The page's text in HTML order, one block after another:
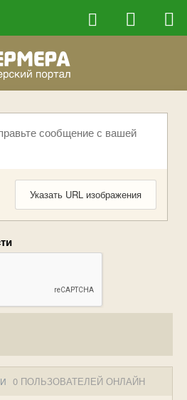
сообщение с вашей
Указать URL изображения
0 ПОЛЬЗОВАТЕЛЕЙ ОНЛАЙН